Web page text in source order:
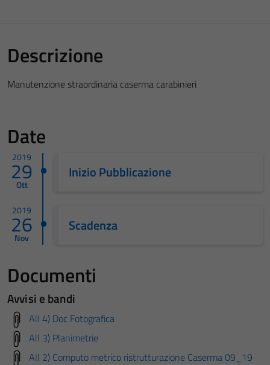
Descrizione
Manutenzione straordinaria caserma carabinieri
Date
2019
29
Ott
Inizio Pubblicazione
2019
26
Nov
Scadenza
Documenti
Avvisi e bandi
All 4) Doc Fotografica
All 3) Planimetrie
All 2) Computo metrico ristrutturazione Caserma 09_19